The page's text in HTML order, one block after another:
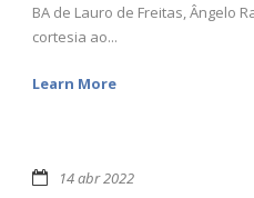
BA de Lauro de Freitas, Ângelo
cortesia ao...
Learn More
14 abr 2022